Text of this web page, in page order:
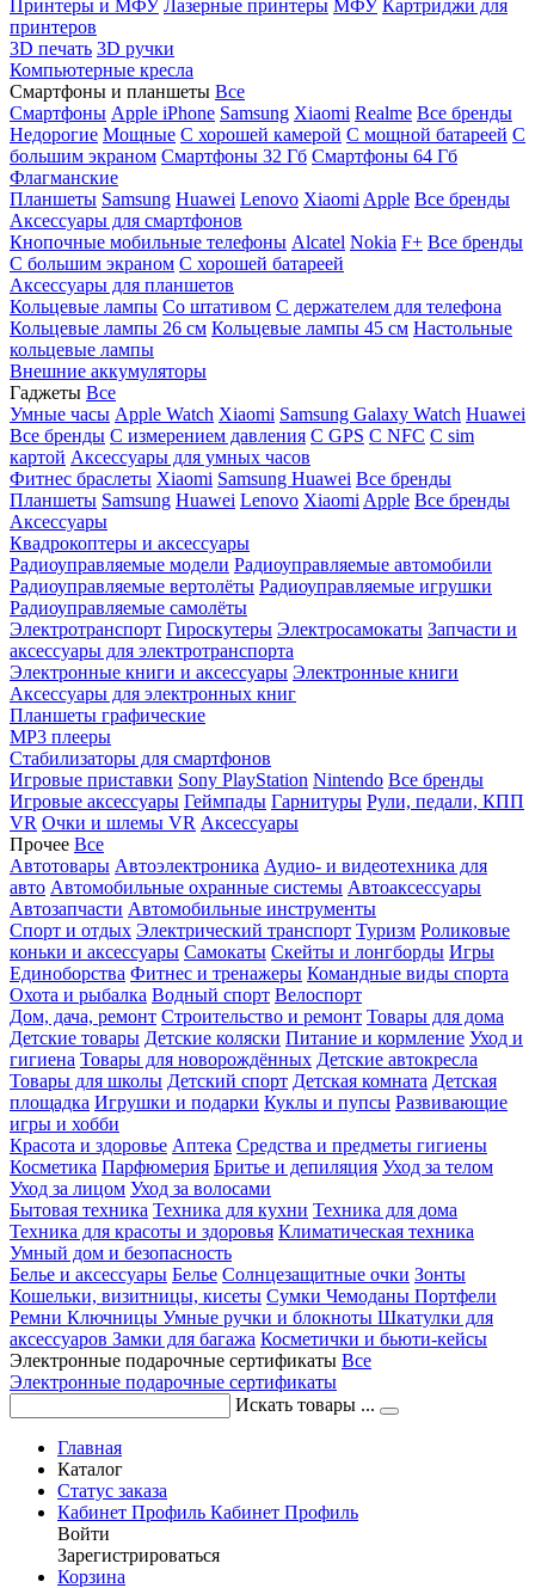
Принтеры и МФУ Лазерные принтеры МФУ Картриджи для
принтеров
3D печать 3D ручки
Компьютерные кресла
Смартфоны и планшеты Все
Смартфоны Apple iPhone Samsung Xiaomi Realme Все бренды
Недорогие Мощные С хорошей камерой С мощной батареей С
большим экраном Смартфоны 32 Гб Смартфоны 64 Гб
Флагманские
Планшеты Samsung Huawei Lenovo Xiaomi Apple Все бренды
Аксессуары для смартфонов
Кнопочные мобильные телефоны Alcatel Nokia F+ Все бренды
С большим экраном С хорошей батареей
Аксессуары для планшетов
Кольцевые лампы Со штативом C держателем для телефона
Кольцевые лампы 26 см Кольцевые лампы 45 см Настольные
кольцевые лампы
Внешние аккумуляторы
Гаджеты Все
Умные часы Apple Watch Xiaomi Samsung Galaxy Watch Huawei
Все бренды C измерением давления C GPS C NFC C sim
картой Аксессуары для умных часов
Фитнес браслеты Xiaomi Samsung Huawei Все бренды
Планшеты Samsung Huawei Lenovo Xiaomi Apple Все бренды
Аксессуары
Квадрокоптеры и аксессуары
Радиоуправляемые модели Радиоуправляемые автомобили
Радиоуправляемые вертолёты Радиоуправляемые игрушки
Радиоуправляемые самолёты
Электротранспорт Гироскутеры Электросамокаты Запчасти и
аксессуары для электротранспорта
Электронные книги и аксессуары Электронные книги
Аксессуары для электронных книг
Планшеты графические
MP3 плееры
Стабилизаторы для смартфонов
Игровые приставки Sony PlayStation Nintendo Все бренды
Игровые аксессуары Геймпады Гарнитуры Рули, педали, КПП
VR Очки и шлемы VR Аксессуары
Прочее Все
Автотовары Автоэлектроника Аудио- и видеотехника для
авто Автомобильные охранные системы Автоаксессуары
Автозапчасти Автомобильные инструменты
Спорт и отдых Электрический транспорт Туризм Роликовые
коньки и аксессуары Самокаты Скейты и лонгборды Игры
Единоборства Фитнес и тренажеры Командные виды спорта
Охота и рыбалка Водный спорт Велоспорт
Дом, дача, ремонт Строительство и ремонт Товары для дома
Детские товары Детские коляски Питание и кормление Уход и
гигиена Товары для новорождённых Детские автокресла
Товары для школы Детский спорт Детская комната Детская
площадка Игрушки и подарки Куклы и пупсы Развивающие
игры и хобби
Красота и здоровье Аптека Средства и предметы гигиены
Косметика Парфюмерия Бритье и депиляция Уход за телом
Уход за лицом Уход за волосами
Бытовая техника Техника для кухни Техника для дома
Техника для красоты и здоровья Климатическая техника
Умный дом и безопасность
Белье и аксессуары Белье Солнцезащитные очки Зонты
Кошельки, визитницы, кисеты Сумки Чемоданы Портфели
Ремни Ключницы Умные ручки и блокноты Шкатулки для
аксессуаров Замки для багажа Косметички и бьюти-кейсы
Электронные подарочные сертификаты Все
Электронные подарочные сертификаты
Искать товары ...
Главная
Каталог
Статус заказа
Кабинет Профиль Кабинет Профиль
Войти
Зарегистрироваться
Корзина